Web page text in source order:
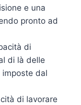
e una
pronto ad
di
di là delle
imposte dal
di lavorare